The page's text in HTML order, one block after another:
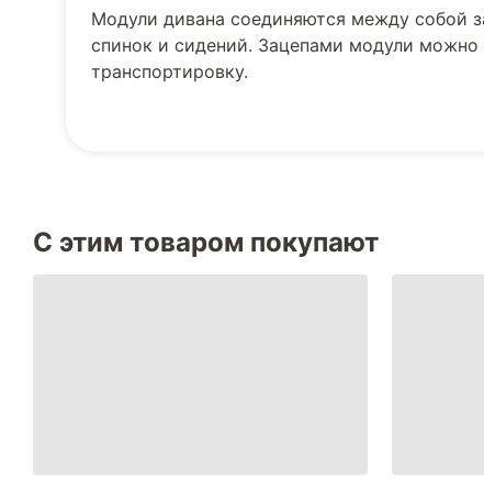
Модули дивана соединяются между собой
спинок и сидений. Зацепами модули можно
транспортировку.
С этим товаром покупают